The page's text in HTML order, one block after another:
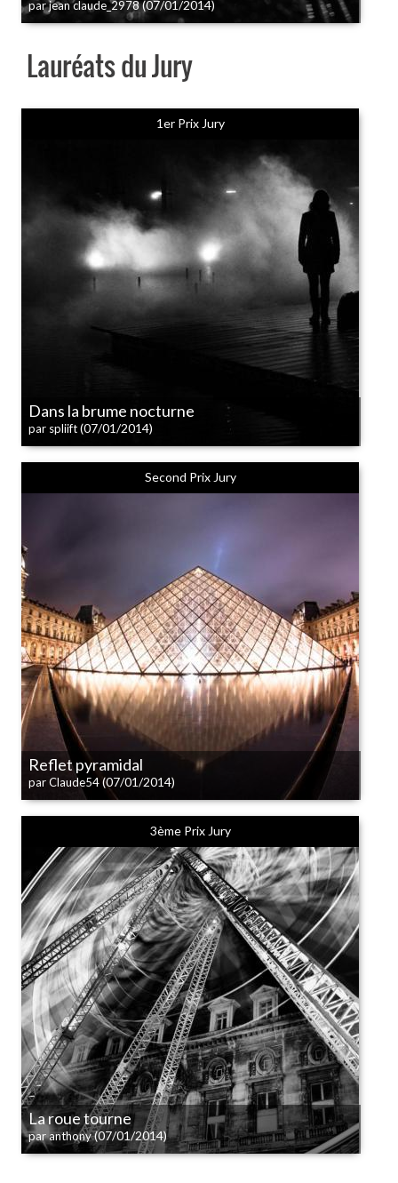
par jean claude_2978(07/01/2014)
Lauréats du Jury
1er Prix Jury
Dans la brume nocturne
par spliift(07/01/2014)
Second Prix Jury
Reflet pyramidal
par Claude54(07/01/2014)
3ème Prix Jury
La roue tourne
par anthony(07/01/2014)